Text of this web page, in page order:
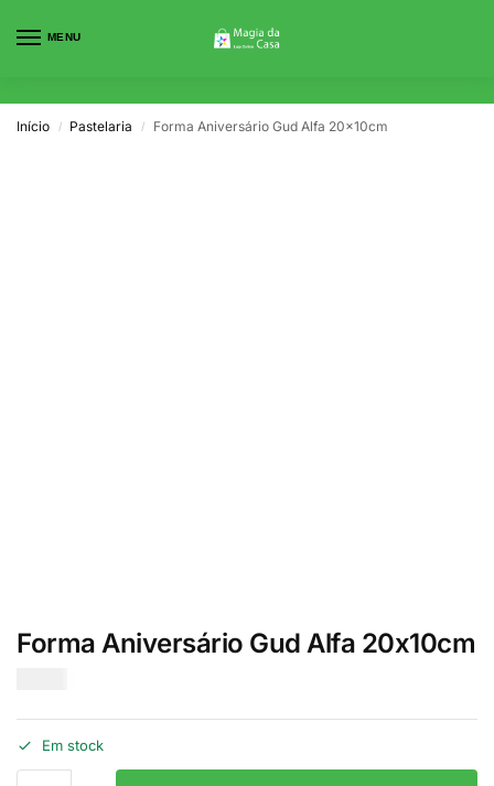
MENU
Início / Pastelaria / Forma Aniversário Gud Alfa 20x10cm
Forma Aniversário Gud Alfa 20x10cm
Em stock